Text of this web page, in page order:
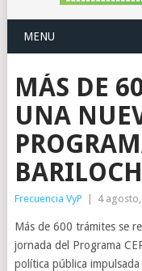
MENU
MÁS DE
UNA
Frecuencia VyP 4
Más de 600 trámites se
jornada del Programa
política pública